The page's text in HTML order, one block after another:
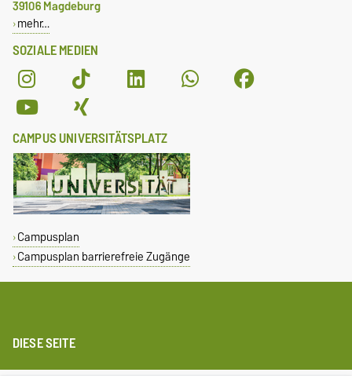
SOZIALE MEDIEN
39106 Magdeburg
mehr…
CAMPUS UNIVERSITÄTSPLATZ
Campusplan
Campusplan barrierefreie Zugänge
DIESE SEITE